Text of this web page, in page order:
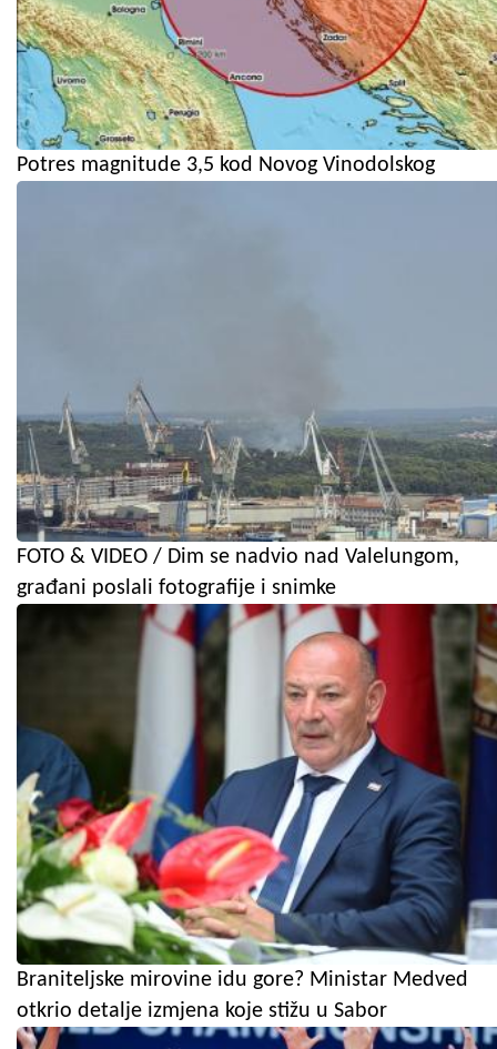
Potres magnitude 3,5 kod Novog Vinodolskog
FOTO & VIDEO / Dim se nadvio nad Valelungom,
građani poslali fotografije i snimke
Braniteljske mirovine idu gore? Ministar Medved
otkrio detalje izmjena koje stižu u Sabor